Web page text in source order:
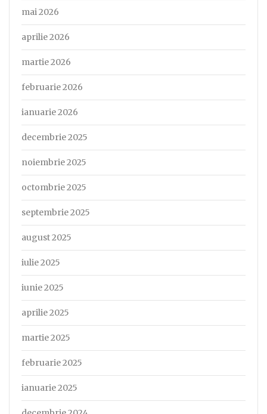
mai 2026
aprilie 2026
martie 2026
februarie 2026
ianuarie 2026
decembrie 2025
noiembrie 2025
octombrie 2025
septembrie 2025
august 2025
iulie 2025
iunie 2025
aprilie 2025
martie 2025
februarie 2025
ianuarie 2025